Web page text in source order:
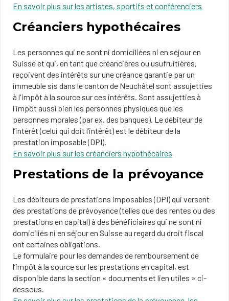
En savoir plus sur les artistes, sportifs et conférenciers
Créanciers hypothécaires
Les personnes qui ne sont ni domiciliées ni en séjour en
Suisse et qui, en tant que créancières ou usufruitières,
reçoivent des intérêts sur une créance garantie par un
immeuble sis dans le canton de Neuchâtel sont assujetties
à l'impôt à la source sur ces intérêts. Sont assujetties à
l'impôt aussi bien les personnes physiques que les
personnes morales (par ex. des banques). Le débiteur de
l’intérêt (celui qui doit l’intérêt) est le débiteur de la
prestation imposable (DPI).
En savoir plus sur les créanciers hypothécaires
Prestations de la prévoyance
Les débiteurs de prestations imposables (DPI) qui versent
des prestations de prévoyance (telles que des rentes ou des
prestations en capital) à des bénéficiaires qui ne sont ni
domiciliés ni en séjour en Suisse au regard du droit fiscal
ont certaines obligations.
Le formulaire pour les demandes de remboursement de
l’impôt à la source sur les prestations en capital, est
disponible dans la section « documents et lien utiles » ci-
dessous.